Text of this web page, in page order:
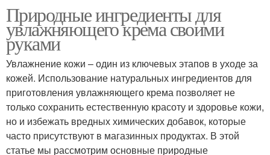
Природные ингредиенты для
увлажняющего крема своими
руками
Увлажнение кожи – один из ключевых этапов в уходе за
кожей. Использование натуральных ингредиентов для
приготовления увлажняющего крема позволяет не
только сохранить естественную красоту и здоровье кожи,
но и избежать вредных химических добавок, которые
часто присутствуют в магазинных продуктах. В этой
статье мы рассмотрим основные природные